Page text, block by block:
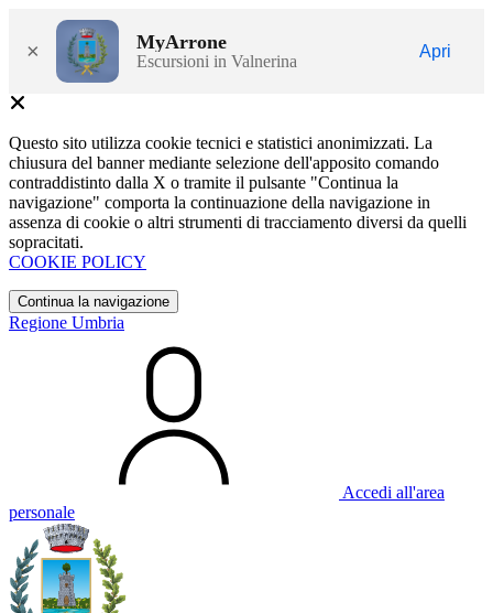
× MyArrone
Escursioni in Valnerina
Apri
Questo sito utilizza cookie tecnici e statistici anonimizzati. La
chiusura del banner mediante selezione dell'apposito comando
contraddistinto dalla X o tramite il pulsante "Continua la
navigazione" comporta la continuazione della navigazione in
assenza di cookie o altri strumenti di tracciamento diversi da quelli
sopracitati.
COOKIE POLICY
Continua la navigazione
Regione Umbria
Accedi all'area
personale